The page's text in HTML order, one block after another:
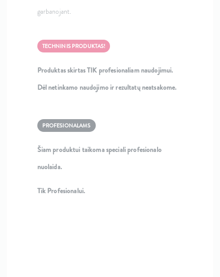
garbanojant.
TECHNINIS PRODUKTAS!
Produktas skirtas TIK profesionaliam naudojimui.
Dėl netinkamo naudojimo ir rezultatų neatsakome.
PROFESIONALAMS
Šiam produktui taikoma speciali profesionalo
nuolaida.
Tik Profesionalui.